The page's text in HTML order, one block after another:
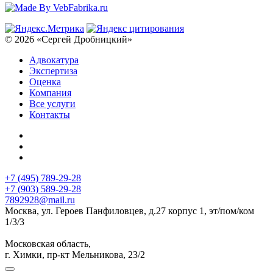
© 2026 «Сергей Дробницкий»
Адвокатура
Экспертиза
Оценка
Компания
Все услуги
Контакты
+7 (495) 789-29-28
+7 (903) 589-29-28
7892928@mail.ru
Москва, ул. Героев Панфиловцев, д.27 корпус 1, эт/пом/ком
1/3/3
Московская область,
г. Химки, пр-кт Мельникова, 23/2